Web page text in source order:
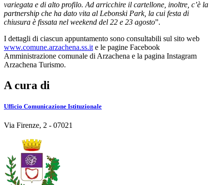
variegata e di alto profilo. Ad arricchire il cartellone, inoltre, c’è la
partnership che ha dato vita al Lebonski Park, la cui festa di
chiusura è fissata nel weekend del 22 e 23 agosto”.
I dettagli di ciascun appuntamento sono consultabili sul sito web
www.comune.arzachena.ss.it e le pagine Facebook
Amministrazione comunale di Arzachena e la pagina Instagram
Arzachena Turismo.
A cura di
Ufficio Comunicazione Istituzionale
Via Firenze, 2 - 07021